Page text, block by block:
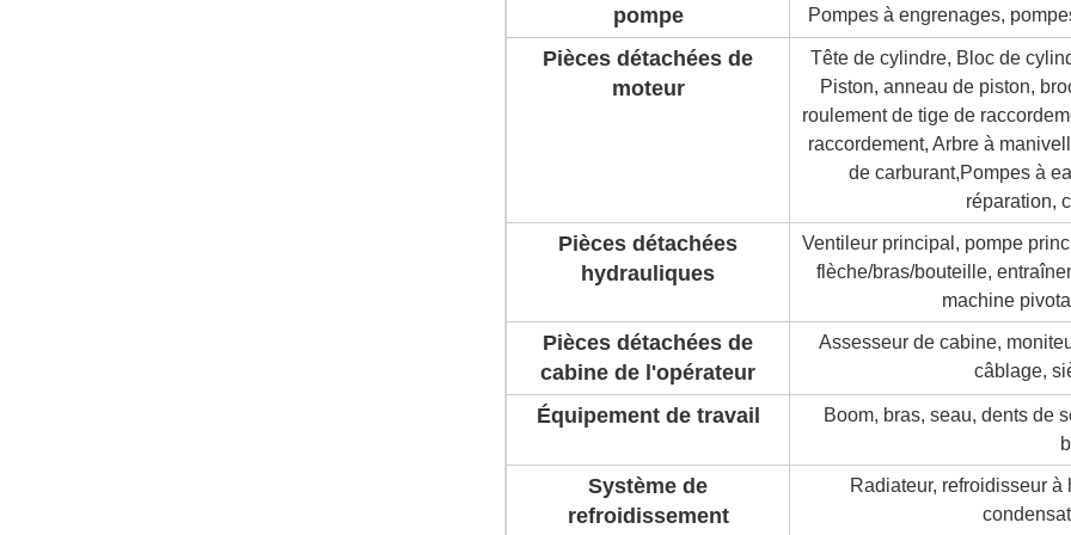
pompe Pompes à engrenages,
Pièces détachées de
moteur
Tête de cylindre, Bloc de
Piston, anneau de piston,
roulement de tige de
raccordement, Arbre à
de carburant,Pompes à
réparation,
Pièces détachées
hydrauliques
Ventileur principal, pompe
flèche/bras/bouteille,
machine
Pièces détachées de
cabine de l'opérateur
Assesseur de cabine,
câblage,
Équipement de travail
Boom, bras, seau, dents de
Système de
refroidissement
Radiateur, refroidisseur